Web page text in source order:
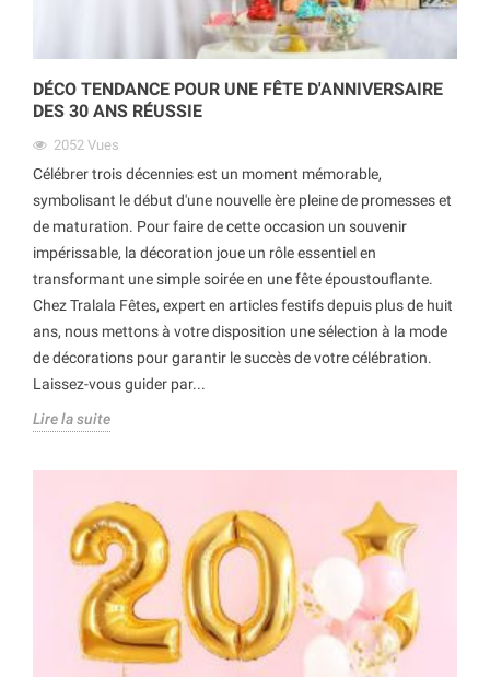
DÉCO TENDANCE POUR UNE FÊTE D'ANNIVERSAIRE
DES 30 ANS RÉUSSIE
2052 Vues
Célébrer trois décennies est un moment mémorable,
symbolisant le début d'une nouvelle ère pleine de promesses et
de maturation. Pour faire de cette occasion un souvenir
impérissable, la décoration joue un rôle essentiel en
transformant une simple soirée en une fête époustouflante.
Chez Tralala Fêtes, expert en articles festifs depuis plus de huit
ans, nous mettons à votre disposition une sélection à la mode
de décorations pour garantir le succès de votre célébration.
Laissez-vous guider par...
Lire la suite